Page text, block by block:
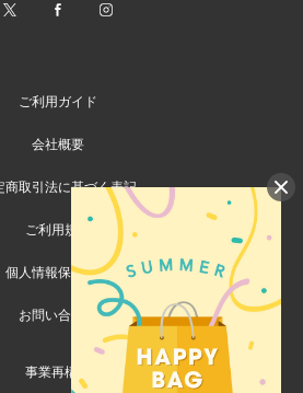
ご利用ガイド
会社概要
商取引法に基づく表記
ご利用規約
個人情報保護方針
お問い合わせ
事業再構築